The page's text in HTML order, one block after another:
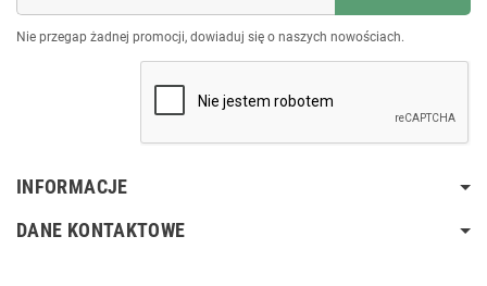
Nie przegap żadnej promocji, dowiaduj się o naszych nowościach.
INFORMACJE
DANE KONTAKTOWE